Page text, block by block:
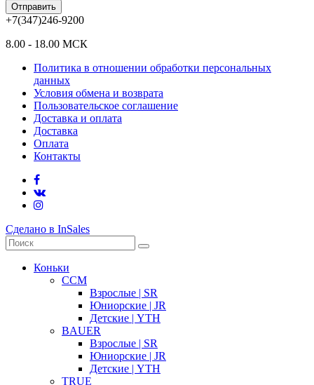
Отправить
+7(347)246-9200
8.00 - 18.00 МСК
Политика в отношении обработки персональных
данных
Условия обмена и возврата
Пользовательское соглашение
Доставка и оплата
Доставка
Оплата
Контакты
Сделано в InSales
Коньки
CCM
Взрослые | SR
Юниорские | JR
Детские | YTH
BAUER
Взрослые | SR
Юниорские | JR
Детские | YTH
TRUE